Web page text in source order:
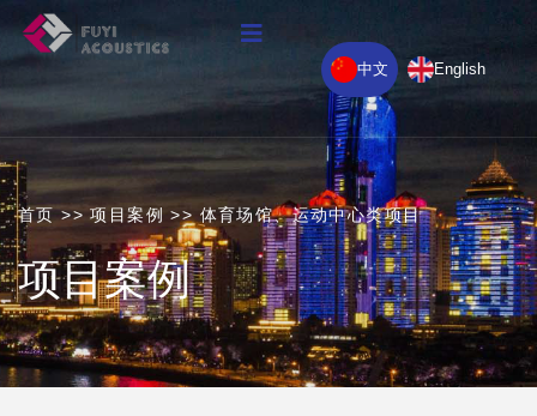
中文 English
首页>>项目案例 >> 体育场馆、运动中心类项目
项目案例